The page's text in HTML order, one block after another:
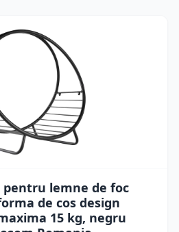
lemne de foc
de cos design
15 kg, negru